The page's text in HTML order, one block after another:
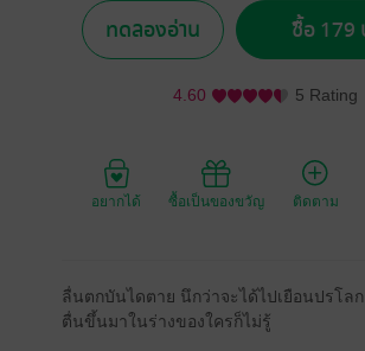
ทดลองอ่าน ซื้อ 179
4.60 5 Rating
อยากได้ ซื้อเป็นของขวัญ ติดตาม
ลื่นตกบันไดตาย นึกว่าจะได้ไปเยือนปรโล
ตื่นขึ้นมาในร่างของใครก็ไม่รู้